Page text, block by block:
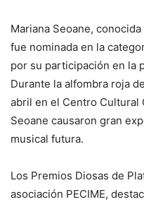
Mariana Seoane, conocida
fue nominada en la
por su participación en la
Durante la alfombra roja
abril en el Centro Cultural
Seoane causaron gran
musical futura.
Los Premios Diosas de
asociación PECIME,